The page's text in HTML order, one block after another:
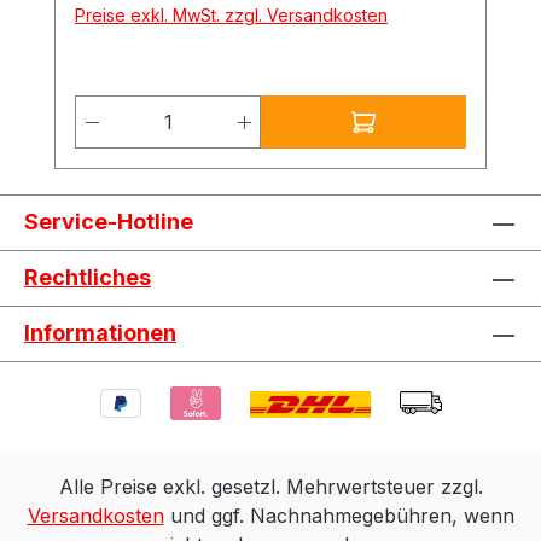
0,250 bis 2,0 l/m² Gebinde:1 l (VE: 6 x 1 l)
Preise exkl. MwSt. zzgl. Versandkosten
Produkt Anzahl: Gib den
Service-Hotline
Rechtliches
Informationen
Alle Preise exkl. gesetzl. Mehrwertsteuer zzgl.
Versandkostenund ggf. Nachnahmegebühren, wenn